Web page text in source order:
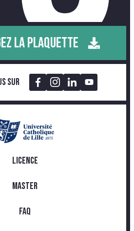
LA PLAQUETTE
sur
LICENCE
MASTER
FAQ